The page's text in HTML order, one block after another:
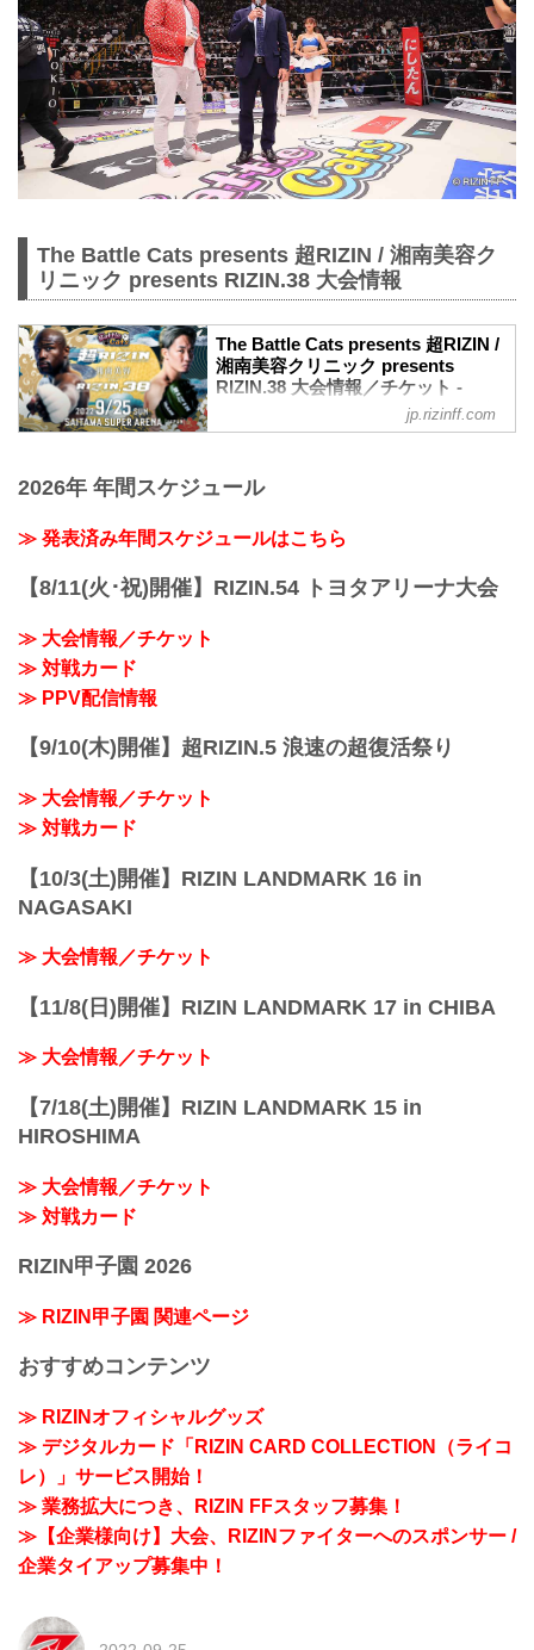
The Battle Cats presents 超RIZIN / 湘南美容ク
リニック presents RIZIN.38 大会情報
The Battle Cats presents 超RIZIN /
湘南美容クリニック presents
RIZIN.38 大会情報／チケット -
RIZIN FIGHTING FEDERATION オ
フィシャルサイト
名称
美容クリニック presents RIZIN.38
2022年9月25日（日）10:30開場 / 12:00開
始
終了予定時間
20:00〜21:00頃
jp.rizinff.com
2026年 年間スケジュール
≫ 発表済み年間スケジュールはこちら
【8/11(火･祝)開催】RIZIN.54 トヨタアリーナ大会
≫ 大会情報／チケット
≫ 対戦カード
≫ PPV配信情報
【9/10(木)開催】超RIZIN.5 浪速の超復活祭り
≫ 大会情報／チケット
≫ 対戦カード
【10/3(土)開催】RIZIN LANDMARK 16 in
NAGASAKI
≫ 大会情報／チケット
【11/8(日)開催】RIZIN LANDMARK 17 in CHIBA
≫ 大会情報／チケット
【7/18(土)開催】RIZIN LANDMARK 15 in
HIROSHIMA
≫ 大会情報／チケット
≫ 対戦カード
RIZIN甲子園 2026
≫ RIZIN甲子園 関連ページ
おすすめコンテンツ
≫ RIZINオフィシャルグッズ
≫ デジタルカード「RIZIN CARD COLLECTION（ライコ
レ）」サービス開始！
≫ 業務拡大につき、RIZIN FFスタッフ募集！
≫【企業様向け】大会、RIZINファイターへのスポンサー /
企業タイアップ募集中！